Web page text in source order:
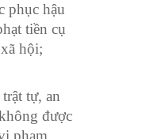
phục hậu
tiền cụ
hội;
tự, an
được